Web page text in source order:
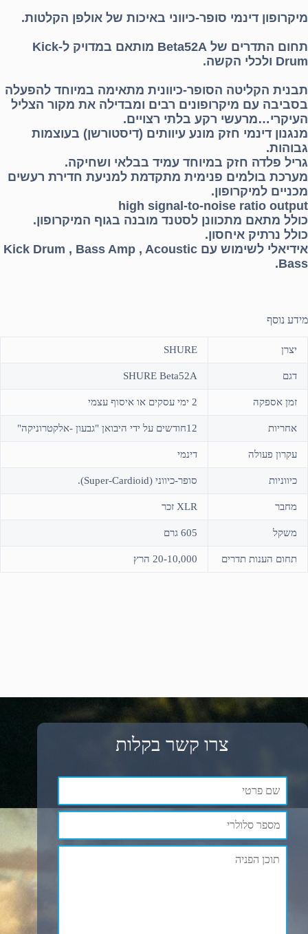
מיקרופון דינמי סופר-כיווני באיכות של אולפן הקלטות.
תחום התדרים של Beta52A מותאם במדויק ל-Kick
Drum ולכלי הקשה.
תבנית הקליטה הסופר-כיוונית מתאימה במיוחד להפעלה
בסביבה עם מיקרופונים רבים ומבדילה את מקור הצליל
העיקרי…מרעשי רקע בלתי רצויים.
מנגנון דינמי חזק מונע עיוותים (דיסטורשן) בעוצמות
גבוהות.
גריל פלדה חזק במיוחד עמיד בבלאי ושחיקה.
מערכת בולמים פנימית מתקדמת למניעת חדירת רעשים
מכניים למיקרופון.
high signal-to-noise ratio output
כולל מתאם מתכוונן לסטנד מובנה בגוף המיקרופון.
כולל נרתיק איחסון.
אידיאלי לשימוש עם Kick Drum , Bass Amp , Acoustic
Bass.
מידע נוסף
יצרן SHURE
דגם SHURE Beta52A
זמן אספקה 2 ימי עסקים או איסוף עצמי
אחריות 12חודשים על ידי היבואן "גבעון -אלקטרוניקה"
עקרון פעולה דינמי
כיווניות סופר-כיווני (Super-Cardioid).
מחבר XLR זכר
משקל 605 גרם
תחום הענות תדרים 20-10,000 הרץ
צרו קשר בקלות